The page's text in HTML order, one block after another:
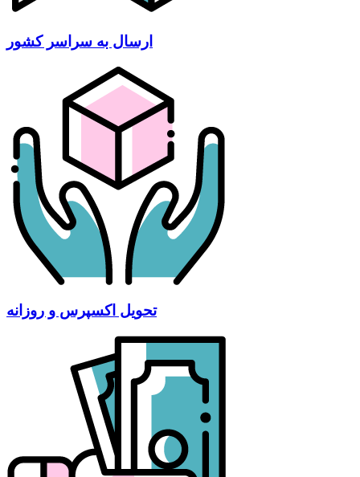
ارسال به سراسر کشور
تحویل اکسپرس و روزانه